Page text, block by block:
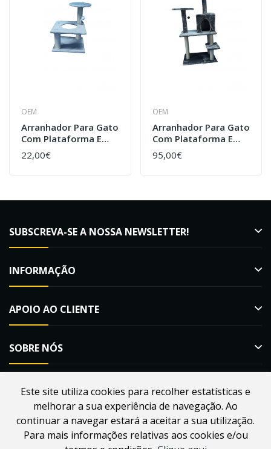
Este site utiliza cookies para recolher estatísticas e
melhorar a sua experiência de navegação. Ao
continuar a navegar estará a aceitar a sua utilização.
Para mais informações relativas aos cookies e/ou
OEM
Arranhador Para Gato
Com Plataforma E
Ratinho
22,00€
OEM
Arranhador Para Gato
Com Plataforma E
Ninho
95,00€
SUBSCREVA-SE A NOSSA NEWSLETTER!
INFORMAÇÃO
APOIO AO CLIENTE
SOBRE NÓS
Desenvolvido porWebdouro. Loja Online para Apicultores |
MacMel Apicultura © 2026